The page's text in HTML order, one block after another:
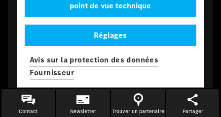
Réglages
point de vue technique
Avis sur la protection des données
Fournisseur
Équipement ultérieur
Verrouillage centralisé
Contact Newsletter Trouver un partenaire Partager